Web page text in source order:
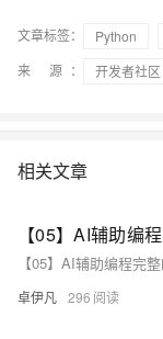
文章标签： Python
来 源：
开发者社区
相关文章
卓伊凡 296